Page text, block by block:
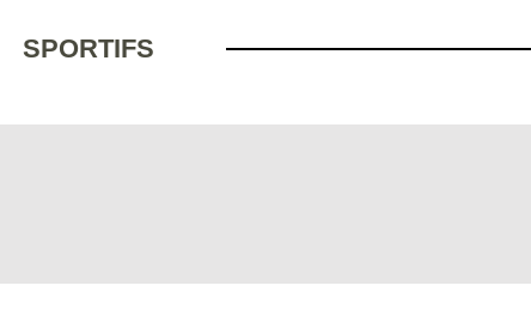
SPORTIFS